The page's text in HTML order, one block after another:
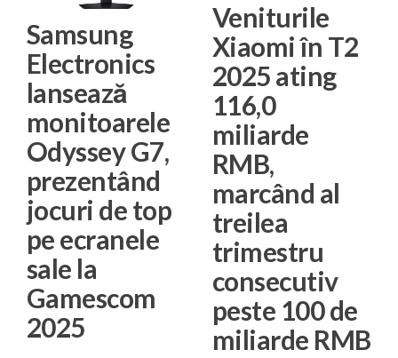
Samsung
Electronics
lansează
monitoarele
Odyssey G7,
prezentând
jocuri de top
pe ecranele
sale la
Gamescom
2025
Veniturile
Xiaomi în T2
2025 ating
116,0
miliarde
RMB,
marcând al
treilea
trimestru
consecutiv
peste 100 de
miliarde RMB